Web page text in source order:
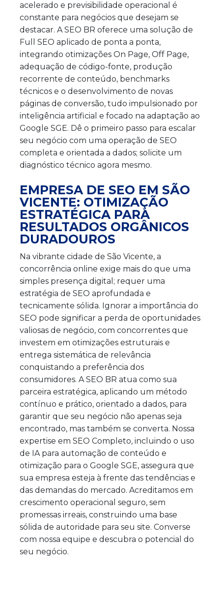
acelerado e previsibilidade operacional é
constante para negócios que desejam se
destacar. A SEO BR oferece uma solução de
Full SEO aplicado de ponta a ponta,
integrando otimizações On Page, Off Page,
adequação de código-fonte, produção
recorrente de conteúdo, benchmarks
técnicos e o desenvolvimento de novas
páginas de conversão, tudo impulsionado por
inteligência artificial e focado na adaptação ao
Google SGE. Dê o primeiro passo para escalar
seu negócio com uma operação de SEO
completa e orientada a dados; solicite um
diagnóstico técnico agora mesmo.
EMPRESA DE SEO EM SÃO
VICENTE: OTIMIZAÇÃO
ESTRATÉGICA PARA
RESULTADOS ORGÂNICOS
DURADOUROS
Na vibrante cidade de São Vicente, a
concorrência online exige mais do que uma
simples presença digital; requer uma
estratégia de SEO aprofundada e
tecnicamente sólida. Ignorar a importância do
SEO pode significar a perda de oportunidades
valiosas de negócio, com concorrentes que
investem em otimizações estruturais e
entrega sistemática de relevância
conquistando a preferência dos
consumidores. A SEO BR atua como sua
parceira estratégica, aplicando um método
contínuo e prático, orientado a dados, para
garantir que seu negócio não apenas seja
encontrado, mas também se converta. Nossa
expertise em SEO Completo, incluindo o uso
de IA para automação de conteúdo e
otimização para o Google SGE, assegura que
sua empresa esteja à frente das tendências e
das demandas do mercado. Acreditamos em
crescimento operacional seguro, sem
promessas irreais, construindo uma base
sólida de autoridade para seu site. Converse
com nossa equipe e descubra o potencial do
seu negócio.